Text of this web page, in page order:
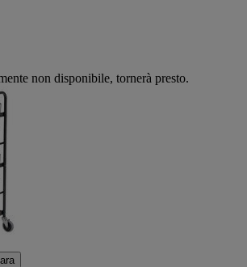
non disponibile, tornerà presto.